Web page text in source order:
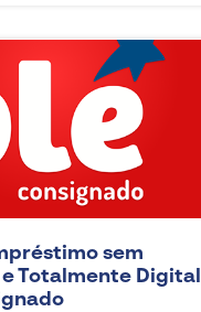
sem
Totalmente Digital